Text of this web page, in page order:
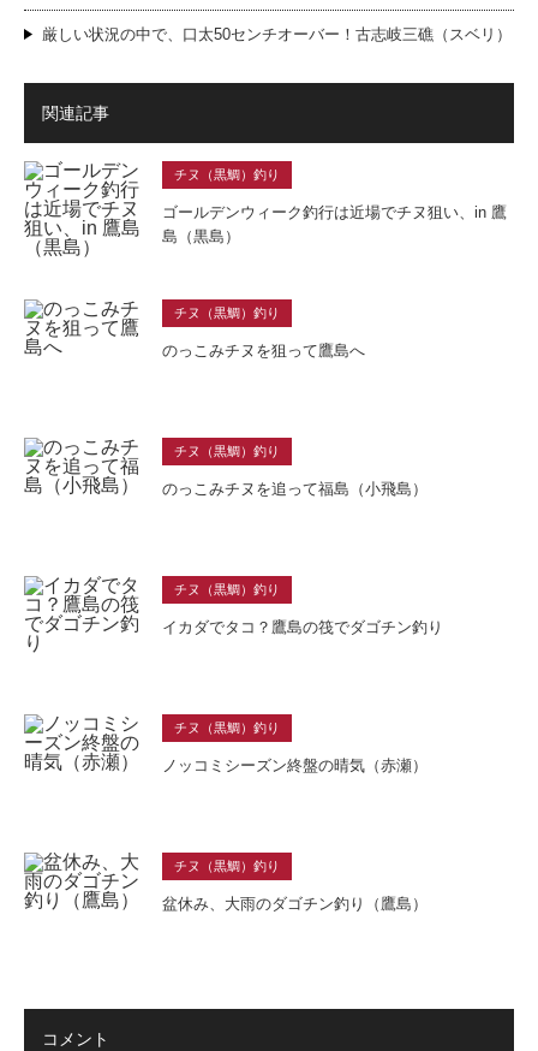
厳しい状況の中で、口太50センチオーバー！古志岐三礁（スベリ）
関連記事
チヌ（黒鯛）釣り
ゴールデンウィーク釣行は近場でチヌ狙い、in 鷹
島（黒島）
チヌ（黒鯛）釣り
のっこみチヌを狙って鷹島へ
チヌ（黒鯛）釣り
のっこみチヌを追って福島（小飛島）
チヌ（黒鯛）釣り
イカダでタコ？鷹島の筏でダゴチン釣り
チヌ（黒鯛）釣り
ノッコミシーズン終盤の晴気（赤瀬）
チヌ（黒鯛）釣り
盆休み、大雨のダゴチン釣り（鷹島）
コメント